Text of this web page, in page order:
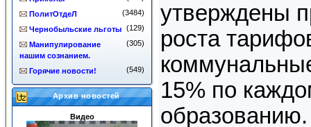
ПолитОтдеЛ
(3484)
Чернобыльские льготы (129)
Манипулирование
нашим сознанием.
(305)
Горячие новости! (549)
Архив новостей
Видео
утверждены
роста
15% по